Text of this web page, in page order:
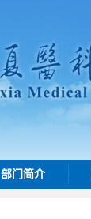
部门简介